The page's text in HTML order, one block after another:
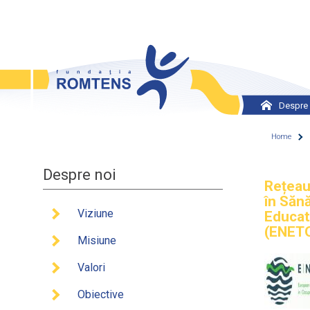
Despre
Valori
Istorie
Home
în
Despre noi
Viziune
Misiune
Valori
Obiective